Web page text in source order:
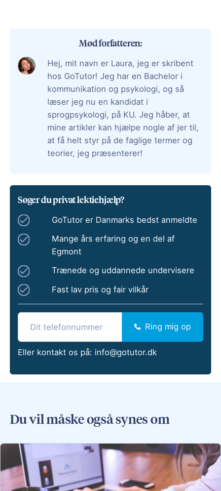
Mød forfatteren:
Hej, mit navn er Laura, jeg er skribent
hos GoTutor! Jeg har en Bachelor i
kommunikation og psykologi, og så
læser jeg nu en kandidat i
sprogpsykologi, på KU. Jeg håber, at
mine artikler kan hjælpe nogle af jer til,
at få helt styr på de faglige termer og
teorier, jeg præsenterer!
Søger du privat lektiehjælp?
GoTutor er Danmarks bedst anmeldte
Mange års erfaring og en del af
Egmont
Trænede og uddannede undervisere
Fast lav pris og fair vilkår
Ring mig op
Eller kontakt os på: info@gotutor.dk
Du vil måske også synes om